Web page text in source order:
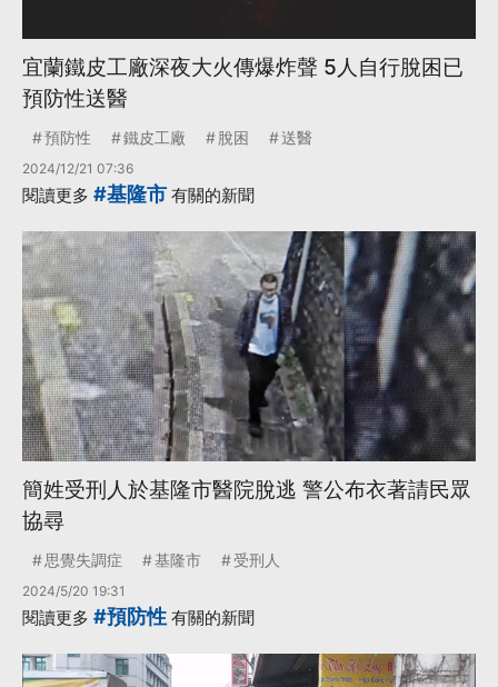
宜蘭鐵皮工廠深夜大火傳爆炸聲 5人自行脫困已
預防性送醫
預防性 鐵皮工廠 脫困 送醫
2024/12/21 07:36
閱讀更多 #基隆市 有關的新聞
簡姓受刑人於基隆市醫院脫逃 警公布衣著請民眾
協尋
思覺失調症 基隆市 受刑人
2024/5/20 19:31
閱讀更多 #預防性 有關的新聞